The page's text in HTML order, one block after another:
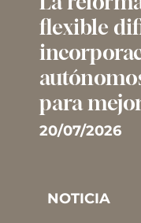
flexible
para
20/07/2026
NOTICIA